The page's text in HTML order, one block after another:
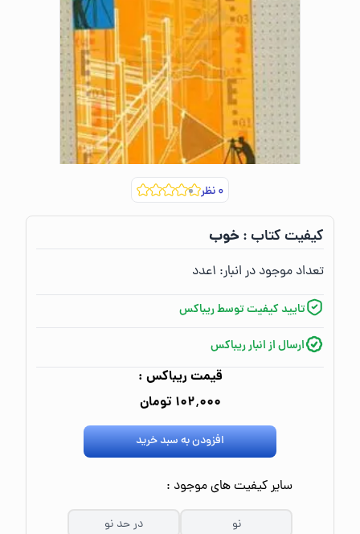
۰نظر
کیفیت کتاب :‌خوب
تعداد موجود در انبار:‌ ۱عدد
تایید کیفیت توسط ریباکس
ارسال از انبار ریباکس
قیمت ریباکس :
۱۰۲٬۰۰۰ تومان
افزودن به سبد خرید
سایر کیفیت های موجود :
نو
در حد نو